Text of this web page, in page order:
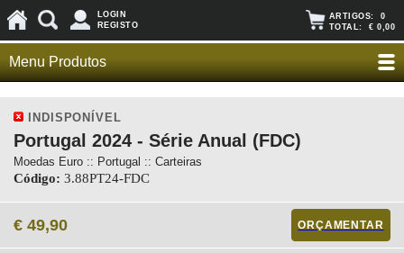
LOGIN
REGISTO
ARTIGOS: 0
TOTAL: € 0,00
Menu Produtos
INDISPONÍVEL
Portugal 2024 - Série Anual (FDC)
Moedas Euro :: Portugal :: Carteiras
Código: 3.88PT24-FDC
€ 49,90 ORÇAMENTAR